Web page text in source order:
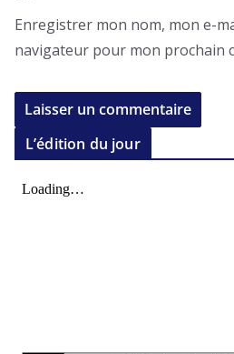
Enregistrer mon nom, mon e-
navigateur pour mon prochain
L’édition du jour